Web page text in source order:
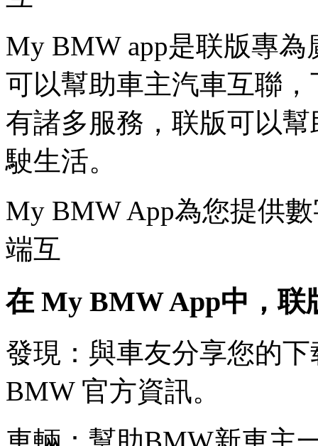
My BMW app是联版專
可以幫助車主汽車互聯，
有諸多服務，联版可以
駛生活。
My BMW App為您提供
端互
在 My BMW App中，
發現：與車友分享您的
BMW 官方資訊。